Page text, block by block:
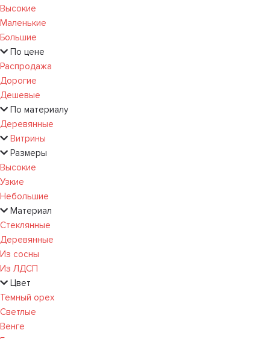
Высокие
Маленькие
Большие
По цене
Распродажа
Дорогие
Дешевые
По материалу
Деревянные
Витрины
Размеры
Высокие
Узкие
Небольшие
Материал
Стеклянные
Деревянные
Из сосны
Из ЛДСП
Цвет
Темный орех
Светлые
Венге